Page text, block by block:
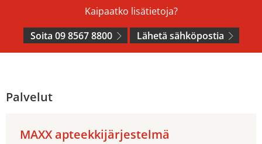
Kaipaatko lisätietoja?
Soita 09 8567 8800
Lähetä sähköpostia
Palvelut
MAXX apteekkijärjestelmä